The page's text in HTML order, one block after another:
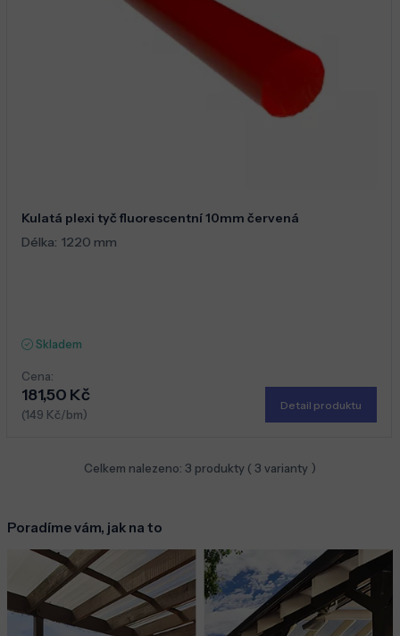
Kulatá plexi tyč fluorescentní 10mm červená
Délka: 1220 mm
Skladem
Cena:
181,50 Kč
(149 Kč/bm)
Detail produktu
Celkem nalezeno: 3 produkty ( 3 varianty )
Poradíme vám, jak na to